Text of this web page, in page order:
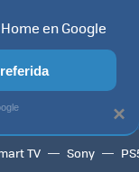
SELECCIÓN
TV Sony
×
en Google